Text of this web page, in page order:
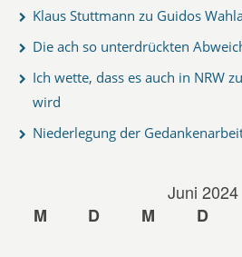
Klaus Stuttmann zu Guidos
Die ach so unterdrückten
Ich wette, dass es auch in NRW
wird
Niederlegung der
Juni 2024
M
D M D